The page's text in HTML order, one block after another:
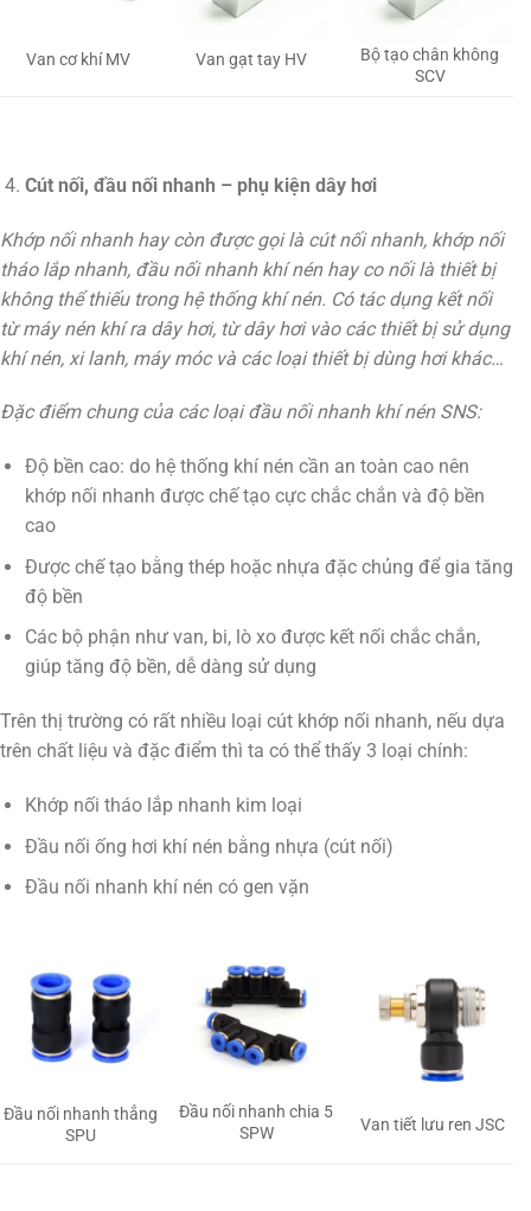
Van cơ khí MV Van gạt tay HV
Bộ tạo chân không
SCV
Cút nối, đầu nối nhanh – phụ kiện dây hơi
Khớp nối nhanh hay còn được gọi là cút nối nhanh, khớp nối
tháo lắp nhanh, đầu nối nhanh khí nén hay co nối là thiết bị
không thể thiếu trong hệ thống khí nén. Có tác dụng kết nối
từ máy nén khí ra dây hơi, từ dây hơi vào các thiết bị sử dụng
khí nén, xi lanh, máy móc và các loại thiết bị dùng hơi khác…
Đặc điểm chung của các loại đầu nối nhanh khí nén SNS:
Độ bền cao: do hệ thống khí nén cần an toàn cao nên
khớp nối nhanh được chế tạo cực chắc chắn và độ bền
cao
Được chế tạo bằng thép hoặc nhựa đặc chủng để gia tăng
độ bền
Các bộ phận như van, bi, lò xo được kết nối chắc chắn,
giúp tăng độ bền, dễ dàng sử dụng
Trên thị trường có rất nhiều loại cút khớp nối nhanh, nếu dựa
trên chất liệu và đặc điểm thì ta có thể thấy 3 loại chính:
Khớp nối tháo lắp nhanh kim loại
Đầu nối ống hơi khí nén bằng nhựa (cút nối)
Đầu nối nhanh khí nén có gen vặn
Đầu nối nhanh thẳng
SPU
Đầu nối nhanh chia 5
SPW
Van tiết lưu ren JSC